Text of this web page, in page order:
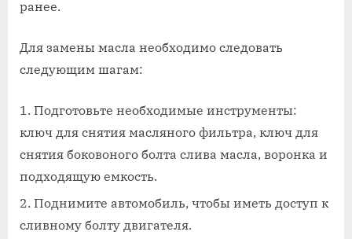
ранее.
Для замены масла необходимо следовать
следующим шагам:
Подготовьте необходимые инструменты:
ключ для снятия масляного фильтра, ключ для
снятия боковоного болта слива масла, воронка и
подходящую емкость.
Поднимите автомобиль, чтобы иметь доступ к
сливному болту двигателя.